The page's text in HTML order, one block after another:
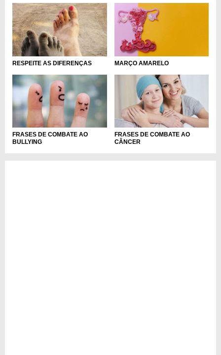
RESPEITE AS DIFERENÇAS MARÇO AMARELO
FRASES DE COMBATE AO
BULLYING
FRASES DE COMBATE AO
CÂNCER